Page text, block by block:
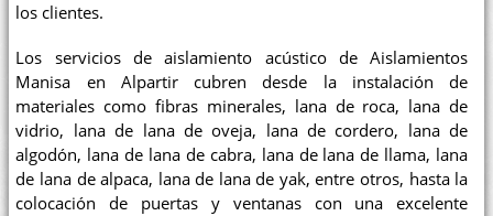
los clientes.
Los servicios de aislamiento acústico de Aislamientos
Manisa en Alpartir cubren desde la instalación de
materiales como fibras minerales, lana de roca, lana de
vidrio, lana de lana de oveja, lana de cordero, lana de
algodón, lana de lana de cabra, lana de lana de llama, lana
de lana de alpaca, lana de lana de yak, entre otros, hasta la
colocación de puertas y ventanas con una excelente